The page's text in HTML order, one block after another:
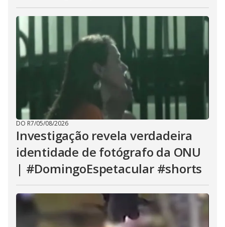
DO R7/05/08/2026
Investigação revela verdadeira
identidade de fotógrafo da ONU
| #DomingoEspetacular #shorts